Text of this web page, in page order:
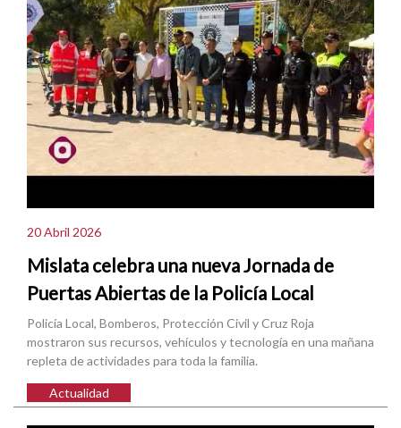
20 Abril 2026
Mislata celebra una nueva Jornada de
Puertas Abiertas de la Policía Local
Policía Local, Bomberos, Protección Civil y Cruz Roja
mostraron sus recursos, vehículos y tecnología en una mañana
repleta de actividades para toda la familia.
Actualidad